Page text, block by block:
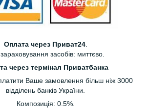
Оплата через Приват24.
засобів: миттєво.
через термінал Приватбанка
Ваше замовлення більш ніж 3000
відділень банків України.
Композиція: 0.5%.